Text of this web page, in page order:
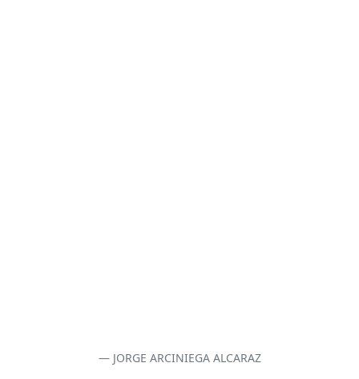
JORGE ARCINIEGA ALCARAZ